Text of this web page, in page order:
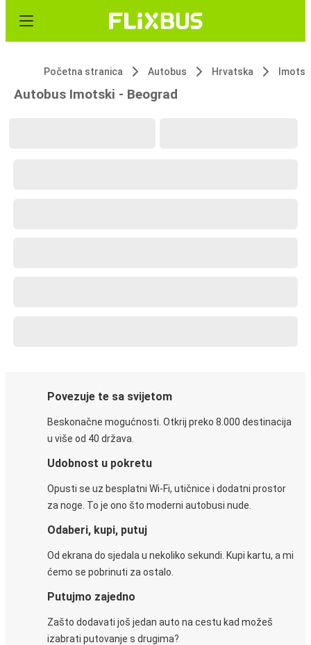
Početna stranica Autobus Hrvatska
Autobus Imotski - Beograd
Povezuje te sa svijetom
Beskonačne mogućnosti. Otkrij preko 8.000 destinacija
u više od 40 država.
Udobnost u pokretu
Opusti se uz besplatni Wi-Fi, utičnice i dodatni prostor
za noge. To je ono što moderni autobusi nude.
Odaberi, kupi, putuj
Od ekrana do sjedala u nekoliko sekundi. Kupi kartu, a mi
ćemo se pobrinuti za ostalo.
Putujmo zajedno
Zašto dodavati još jedan auto na cestu kad možeš
izabrati putovanje s drugima?